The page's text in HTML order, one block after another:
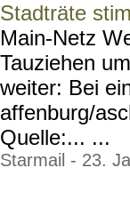
Stadträte
Main-Netz
Tauziehen
weiter: Bei
affenburg/
Quelle:... ...
Starmail - 23.